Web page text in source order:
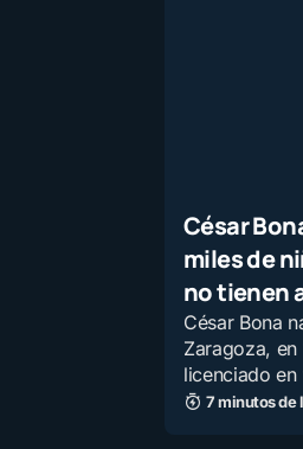
César
miles de
no tienen
César Bona
Zaragoza, en
licenciado
7 minutos de